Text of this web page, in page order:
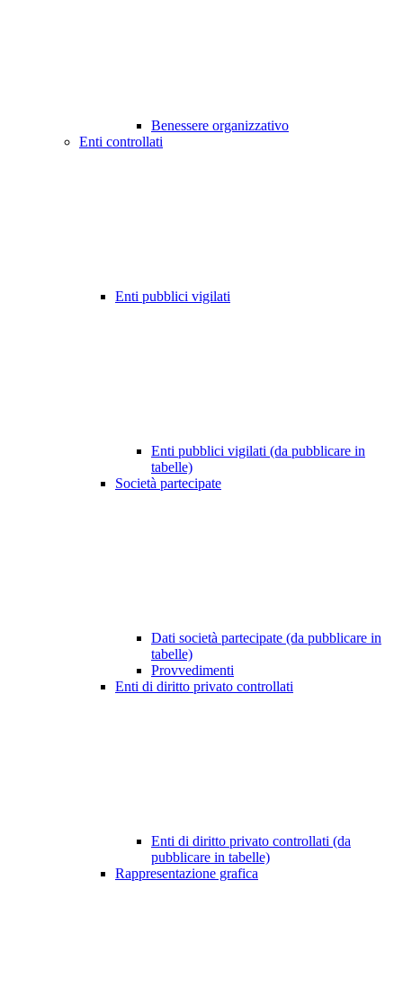
Benessere organizzativo
Enti controllati
Enti pubblici vigilati
Enti pubblici vigilati (da pubblicare in
tabelle)
Società partecipate
Dati società partecipate (da pubblicare in
tabelle)
Provvedimenti
Enti di diritto privato controllati
Enti di diritto privato controllati (da
pubblicare in tabelle)
Rappresentazione grafica